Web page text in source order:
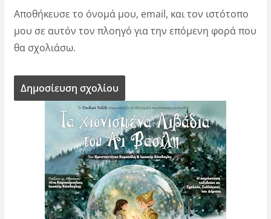
Αποθήκευσε το όνομά μου, email, και τον ιστότοπο
μου σε αυτόν τον πλοηγό για την επόμενη φορά που
θα σχολιάσω.